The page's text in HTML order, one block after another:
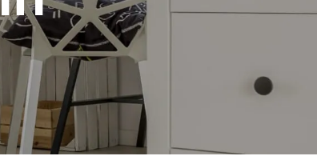
CATEGORIES
giá
tức